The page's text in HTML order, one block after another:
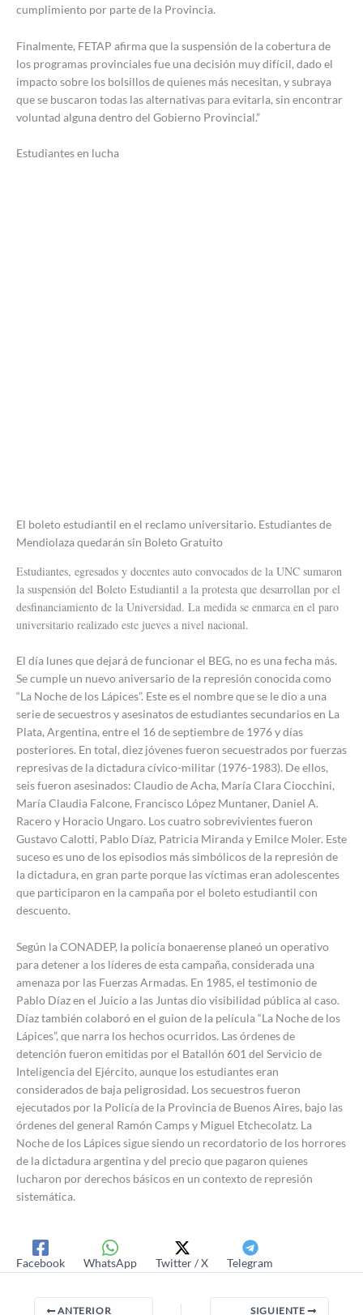
cumplimiento por parte de la Provincia.
Finalmente, FETAP afirma que la suspensión de la cobertura de
los programas provinciales fue una decisión muy difícil, dado el
impacto sobre los bolsillos de quienes más necesitan, y subraya
que se buscaron todas las alternativas para evitarla, sin encontrar
voluntad alguna dentro del Gobierno Provincial.”
Estudiantes en lucha
El boleto estudiantil en el reclamo universitario. Estudiantes de
Mendiolaza quedarán sin Boleto Gratuito
Estudiantes, egresados y docentes auto convocados de la UNC sumaron
la suspensión del Boleto Estudiantil a la protesta que desarrollan por el
desfinanciamiento de la Universidad. La medida se enmarca en el paro
universitario realizado este jueves a nivel nacional.
El día lunes que dejará de funcionar el BEG, no es una fecha más.
Se cumple un nuevo aniversario de la represión conocida como
“La Noche de los Lápices”. Este es el nombre que se le dio a una
serie de secuestros y asesinatos de estudiantes secundarios en La
Plata, Argentina, entre el 16 de septiembre de 1976 y días
posteriores. En total, diez jóvenes fueron secuestrados por fuerzas
represivas de la dictadura cívico-militar (1976-1983). De ellos,
seis fueron asesinados: Claudio de Acha, María Clara Ciocchini,
María Claudia Falcone, Francisco López Muntaner, Daniel A.
Racero y Horacio Ungaro. Los cuatro sobrevivientes fueron
Gustavo Calotti, Pablo Díaz, Patricia Miranda y Emilce Moler. Este
suceso es uno de los episodios más simbólicos de la represión de
la dictadura, en gran parte porque las víctimas eran adolescentes
que participaron en la campaña por el boleto estudiantil con
descuento.
Según la CONADEP, la policía bonaerense planeó un operativo
para detener a los líderes de esta campaña, considerada una
amenaza por las Fuerzas Armadas. En 1985, el testimonio de
Pablo Díaz en el Juicio a las Juntas dio visibilidad pública al caso.
Díaz también colaboró en el guion de la película “La Noche de los
Lápices”, que narra los hechos ocurridos. Las órdenes de
detención fueron emitidas por el Batallón 601 del Servicio de
Inteligencia del Ejército, aunque los estudiantes eran
considerados de baja peligrosidad. Los secuestros fueron
ejecutados por la Policía de la Provincia de Buenos Aires, bajo las
órdenes del general Ramón Camps y Miguel Etchecolatz. La
Noche de los Lápices sigue siendo un recordatorio de los horrores
de la dictadura argentina y del precio que pagaron quienes
lucharon por derechos básicos en un contexto de represión
sistemática.
Facebook WhatsApp Twitter / X Telegram
ANTERIOR SIGUIENTE